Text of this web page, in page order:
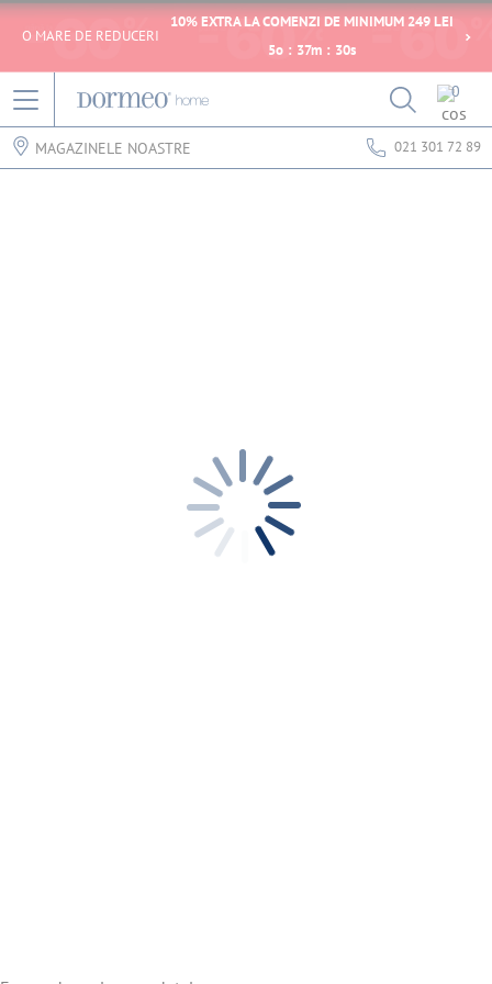
O MARE DE REDUCERI
10% EXTRA LA COMENZI DE MINIMUM 249 LEI
5o : 37m : 30s
0
MAGAZINELE NOASTRE 021 301 72 89